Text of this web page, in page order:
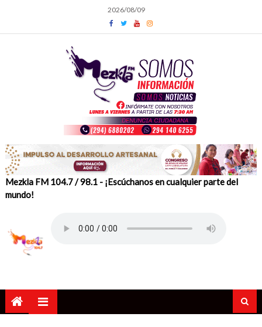
content
2026/08/09
Mezkla FM 104.7 / 98.1 - ¡Escúchanos en cualquier parte del
mundo!